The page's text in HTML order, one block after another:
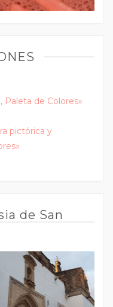
Paleta de Colores»
pictórica y
de San